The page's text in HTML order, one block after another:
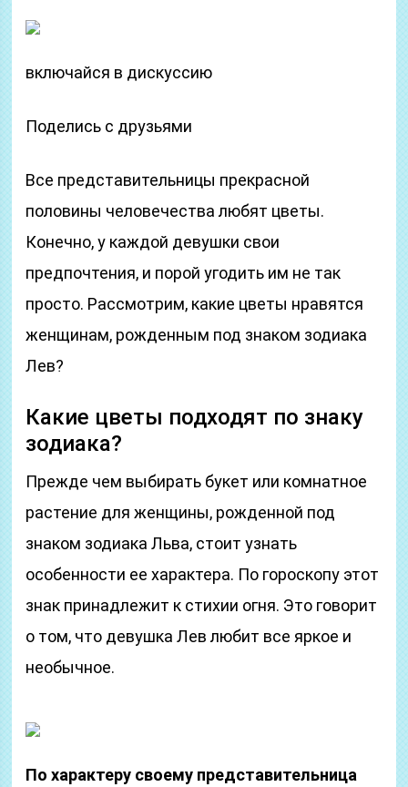
включайся в дискуссию
Поделись с друзьями
Все представительницы прекрасной
половины человечества любят цветы.
Конечно, у каждой девушки свои
предпочтения, и порой угодить им не так
просто. Рассмотрим, какие цветы нравятся
женщинам, рожденным под знаком зодиака
Лев?
Какие цветы подходят по знаку
зодиака?
Прежде чем выбирать букет или комнатное
растение для женщины, рожденной под
знаком зодиака Льва, стоит узнать
особенности ее характера. По гороскопу этот
знак принадлежит к стихии огня. Это говорит
о том, что девушка Лев любит все яркое и
необычное.
По характеру своему представительница